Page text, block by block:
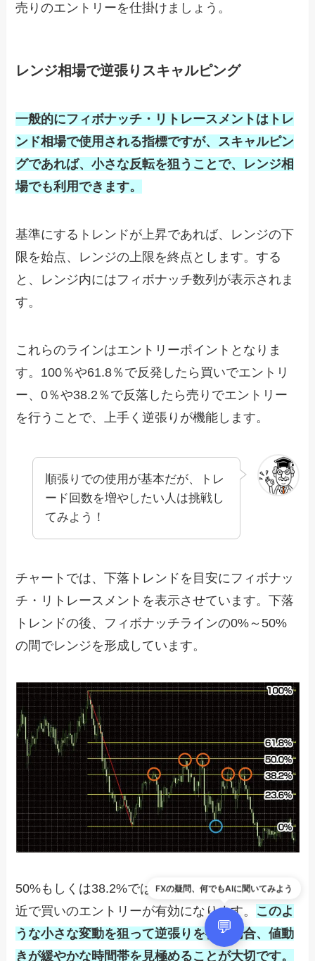
売りのエントリーを仕掛けましょう。
レンジ相場で逆張りスキャルピング
一般的にフィボナッチ・リトレースメントはトレ
ンド相場で使用される指標ですが、スキャルピン
グであれば、小さな反転を狙うことで、レンジ相
場でも利用できます。
基準にするトレンドが上昇であれば、レンジの下
限を始点、レンジの上限を終点とします。する
と、レンジ内にはフィボナッチ数列が表示されま
す。
これらのラインはエントリーポイントとなりま
す。 100％や61.8％で反発したら買いでエントリ
ー、0％や38.2 ％で反落したら売りでエントリー
を行うことで、上手く逆張りが機能します。
順張りでの使用が基本だが、トレ
ード回数を増やしたい人は挑戦し
てみよう！
チャートでは、下落トレンドを目安にフィボナッ
チ・リトレースメントを表示させています。下落
トレンドの後、フィボナッチラインの0%～50%
の間でレンジを形成しています。
50%もしくは38.2%では売りのエントリー、0%付
近で買いのエントリーが有効になります。 このよ
うな小さな変動を狙って逆張りを行う場合、値動
きが緩やかな時間帯を見極めることが大切です。
FXの疑問、何でもAIに聞いてみよう
💬